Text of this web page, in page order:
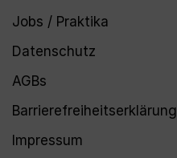
Jobs / Praktika
Datenschutz
AGBs
Barrierefreiheitserklärung
Impressum